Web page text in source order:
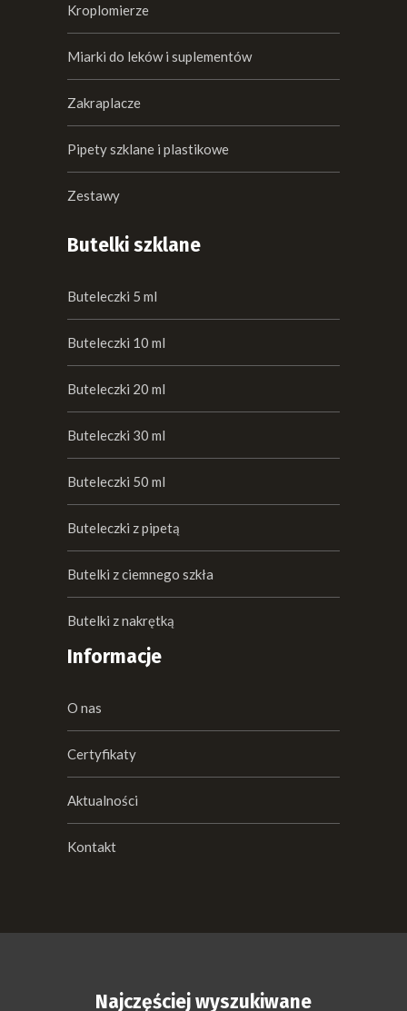
Kroplomierze
Miarki do leków i suplementów
Zakraplacze
Pipety szklane i plastikowe
Zestawy
Butelki szklane
Buteleczki 5 ml
Buteleczki 10 ml
Buteleczki 20 ml
Buteleczki 30 ml
Buteleczki 50 ml
Buteleczki z pipetą
Butelki z ciemnego szkła
Butelki z nakrętką
Informacje
O nas
Certyfikaty
Aktualności
Kontakt
Najczęściej wyszukiwane